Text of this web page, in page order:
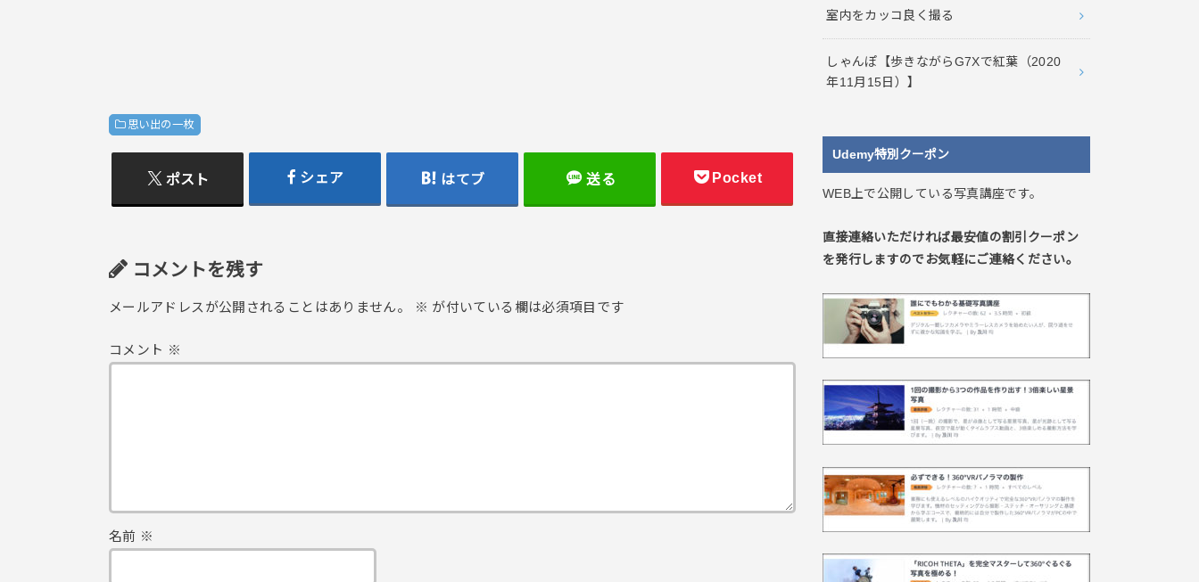
思い出の一枚
ポスト シェア はてブ 送る Pocket
コメントを残す
メールアドレスが公開されることはありません。 ※ が付いている欄は必須項目です
コメント ※
名前 ※
室内をカッコ良く撮る
しゃんぽ【歩きながらG7Xで紅葉（2020
年11月15日）】
Udemy特別クーポン
WEB上で公開している写真講座です。
直接連絡いただければ最安値の割引クーポン
を発行しますのでお気軽にご連絡ください。